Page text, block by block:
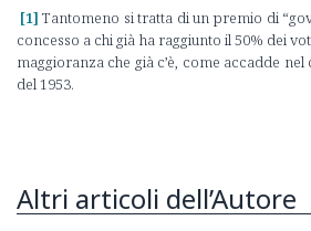
[1] Tantomeno si tratta di un premio di
concesso a chi già ha raggiunto il 50% dei
maggioranza che già c’è, come accadde
del 1953.
Altri articoli dell’Autore